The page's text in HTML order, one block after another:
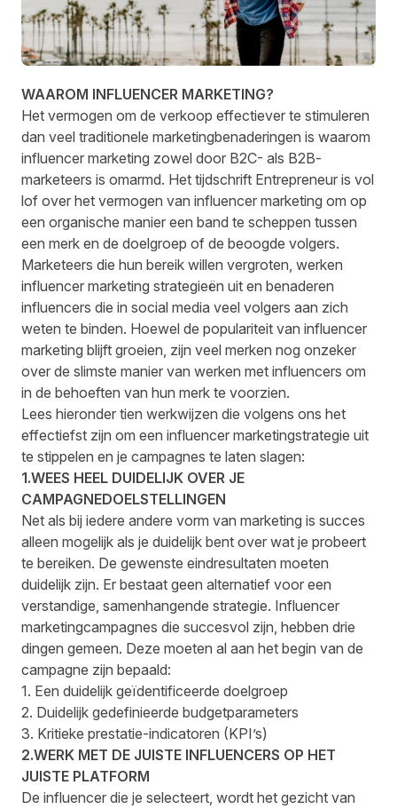
WAAROM INFLUENCER MARKETING?
Het vermogen om de verkoop effectiever te stimuleren
dan veel traditionele marketingbenaderingen is waarom
influencer marketing zowel door B2C- als B2B-
marketeers is omarmd. Het tijdschrift Entrepreneur is vol
lof over het vermogen van influencer marketing om op
een organische manier een band te scheppen tussen
een merk en de doelgroep of de beoogde volgers.
Marketeers die hun bereik willen vergroten, werken
influencer marketing strategieën uit en benaderen
influencers die in social media veel volgers aan zich
weten te binden. Hoewel de populariteit van influencer
marketing blijft groeien, zijn veel merken nog onzeker
over de slimste manier van werken met influencers om
in de behoeften van hun merk te voorzien.
Lees hieronder tien werkwijzen die volgens ons het
effectiefst zijn om een influencer marketingstrategie uit
te stippelen en je campagnes te laten slagen:
1.WEES HEEL DUIDELIJK OVER JE
CAMPAGNEDOELSTELLINGEN
Net als bij iedere andere vorm van marketing is succes
alleen mogelijk als je duidelijk bent over wat je probeert
te bereiken. De gewenste eindresultaten moeten
duidelijk zijn. Er bestaat geen alternatief voor een
verstandige, samenhangende strategie. Influencer
marketingcampagnes die succesvol zijn, hebben drie
dingen gemeen. Deze moeten al aan het begin van de
campagne zijn bepaald:
1. Een duidelijk geïdentificeerde doelgroep
2. Duidelijk gedefinieerde budgetparameters
3. Kritieke prestatie-indicatoren (KPI’s)
2.WERK MET DE JUISTE INFLUENCERS OP HET
JUISTE PLATFORM
De influencer die je selecteert, wordt het gezicht van